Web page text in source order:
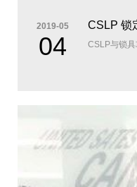
2019-05
04 CSLP与锁